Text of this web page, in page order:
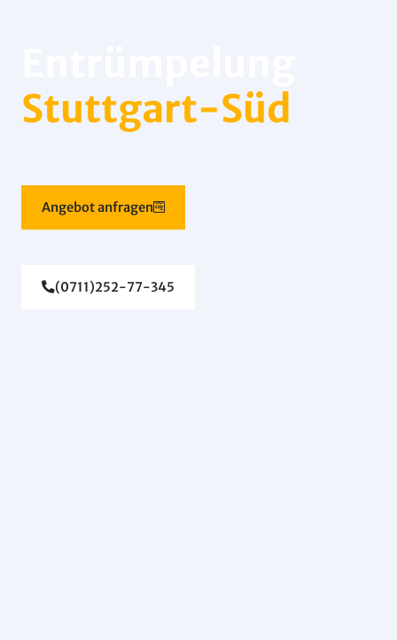
Stuttgart-Süd
Angebot anfragen
(0711)252-77-345